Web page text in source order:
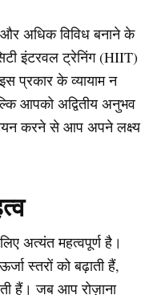
अधिक विविध बनाने के
इंटरवल ट्रेनिंग (HIIT)
प्रकार के व्यायाम न
आपको अद्वितीय अनुभव
करने से आप अपने लक्ष्य
अत्यंत महत्वपूर्ण है।
स्तरों को बढ़ाती हैं,
हैं। जब आप रोज़ाना